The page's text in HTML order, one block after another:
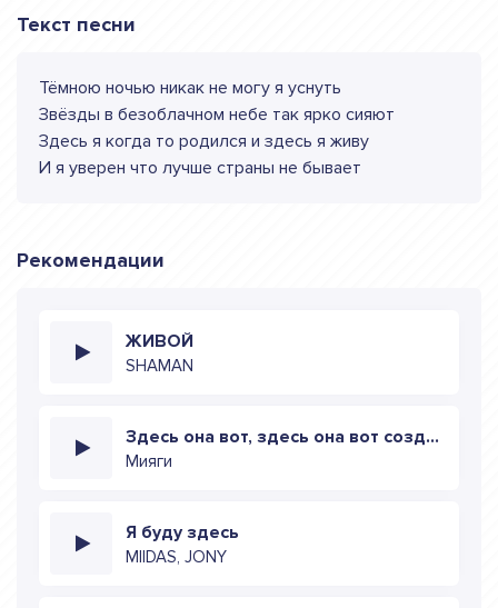
Текст песни
Тёмною ночью никак не могу я уснуть
Звёзды в безоблачном небе так ярко сияют
Здесь я когда то родился и здесь я живу
И я уверен что лучше страны не бывает
Рекомендации
ЖИВОЙ
SHAMAN
Здесь она вот, здесь она вот создана для тебя
Мияги
Я буду здесь
MIIDAS, JONY